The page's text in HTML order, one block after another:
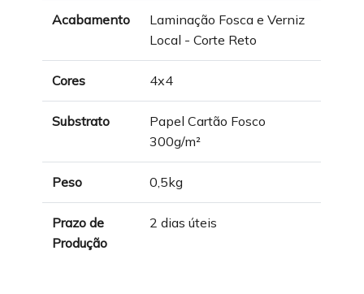
Acabamento
Laminação Fosca e Verniz
Local - Corte Reto
Cores 4x4
Substrato
Papel Cartão Fosco
300g/m²
Peso 0,5kg
Prazo de
Produção
2 dias úteis